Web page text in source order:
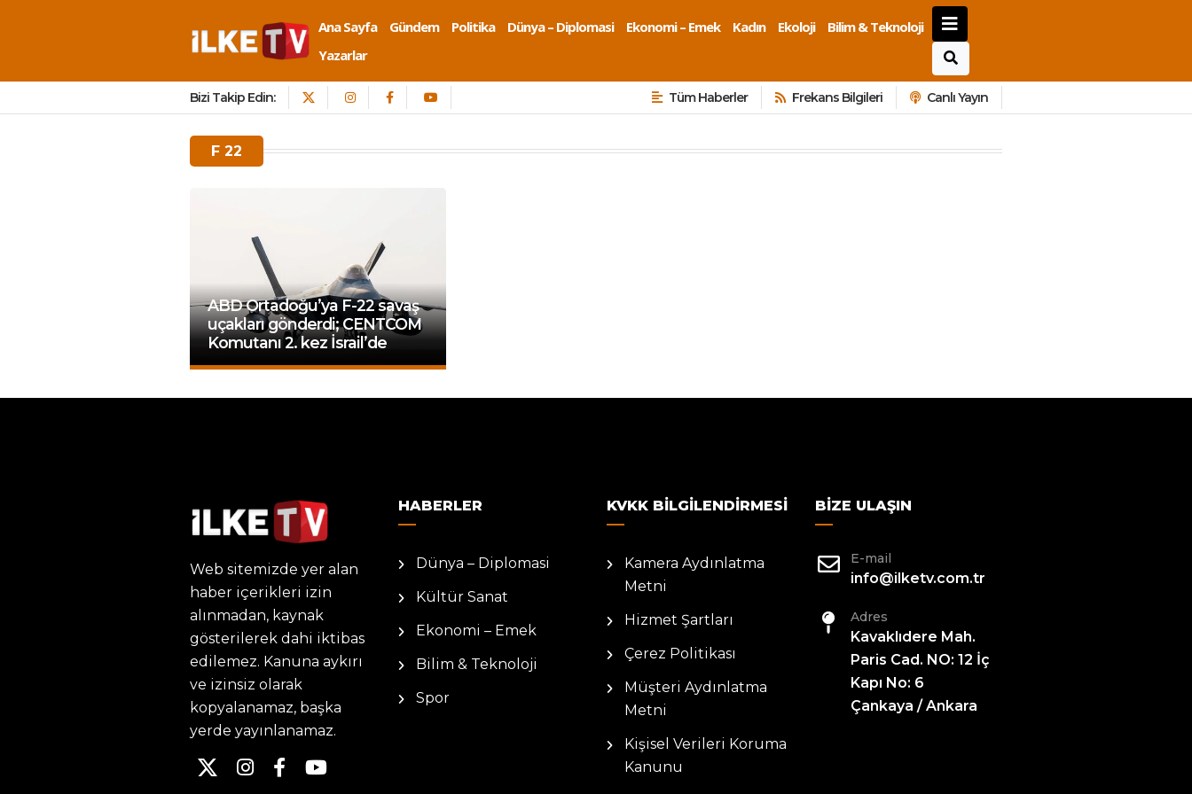
Ana Sayfa Gündem Politika Dünya – Diplomasi Ekonomi – Emek Kadın Ekoloji
Bilim & Teknoloji
Yazarlar
Bizi Takip Edin: Tüm Haberler Frekans Bilgileri Canlı Yayın
F 22
ABD Ortadoğu’ya F-22 savaş
uçakları gönderdi; CENTCOM
Komutanı 2. kez İsrail’de
Web sitemizde yer alan
haber içerikleri izin
alınmadan, kaynak
gösterilerek dahi iktibas
edilemez. Kanuna aykırı
ve izinsiz olarak
kopyalanamaz, başka
yerde yayınlanamaz.
HABERLER
Dünya – Diplomasi
Kültür Sanat
Ekonomi – Emek
Bilim & Teknoloji
Spor
KVKK BILGILENDIRMESI
Kamera Aydınlatma
Metni
Hizmet Şartları
Çerez Politikası
Müşteri Aydınlatma
Metni
Kişisel Verileri Koruma
Kanunu
BIZE ULAŞIN
E-mail
info@ilketv.com.tr
Adres
Kavaklıdere Mah.
Paris Cad. NO: 12 İç
Kapı No: 6
Çankaya / Ankara